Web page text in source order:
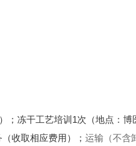
；冻干工艺培训1次（地点：
收取相应费用）； 运输（不含